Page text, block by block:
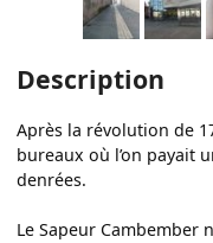
Description
Après la révolution de
bureaux où l’on payait
denrées.
Le Sapeur Cambember